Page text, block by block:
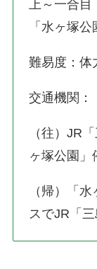
上～一合目
「水ヶ塚公
難易度：
交通機関：
（往）JR
ヶ塚公園」
（帰）「
スでJR「